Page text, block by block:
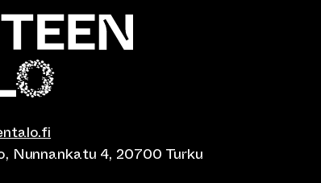
Nunnankatu 4, 20700 Turku